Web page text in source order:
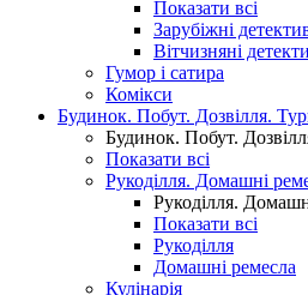
Показати всі
Зарубіжні
Вітчизняні
Гумор і сатира
Комікси
Будинок. Побут. Дозвілля.
Будинок. Побут.
Показати всі
Рукоділля. Домашні
Рукоділля.
Показати всі
Рукоділля
Домашні ремесла
Кулінарія